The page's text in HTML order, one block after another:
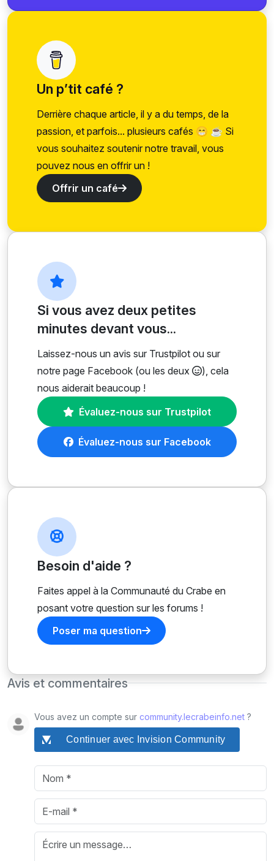
Un p’tit café ?
Derrière chaque article, il y a du temps, de la
passion, et parfois... plusieurs cafés 😁 ☕ Si
vous souhaitez soutenir notre travail, vous
pouvez nous en offrir un !
Offrir un café
Si vous avez deux petites
minutes devant vous...
Laissez-nous un avis sur Trustpilot ou sur
notre page Facebook (ou les deux
), cela
nous aiderait beaucoup !
Évaluez-nous sur Trustpilot
Évaluez-nous sur Facebook
Besoin d'aide ?
Faites appel à la Communauté du Crabe en
posant votre question sur les forums !
Poser ma question
Avis et commentaires
Vous avez un compte sur community.lecrabeinfo.net ?
Continuer avec Invision Community